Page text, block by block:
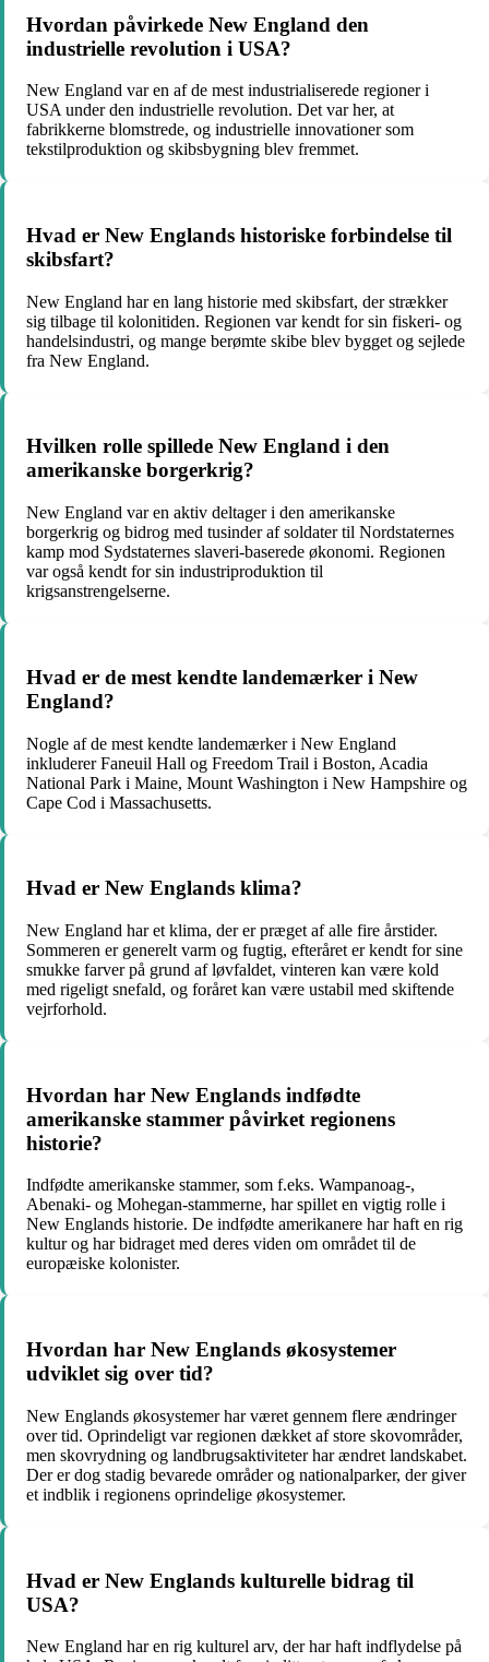
Hvordan påvirkede New England den
industrielle revolution i USA?
New England var en af de mest industrialiserede regioner i
USA under den industrielle revolution. Det var her, at
fabrikkerne blomstrede, og industrielle innovationer som
tekstilproduktion og skibsbygning blev fremmet.
Hvad er New Englands historiske forbindelse til
skibsfart?
New England har en lang historie med skibsfart, der strækker
sig tilbage til kolonitiden. Regionen var kendt for sin fiskeri- og
handelsindustri, og mange berømte skibe blev bygget og sejlede
fra New England.
Hvilken rolle spillede New England i den
amerikanske borgerkrig?
New England var en aktiv deltager i den amerikanske
borgerkrig og bidrog med tusinder af soldater til Nordstaternes
kamp mod Sydstaternes slaveri-baserede økonomi. Regionen
var også kendt for sin industriproduktion til
krigsanstrengelserne.
Hvad er de mest kendte landemærker i New
England?
Nogle af de mest kendte landemærker i New England
inkluderer Faneuil Hall og Freedom Trail i Boston, Acadia
National Park i Maine, Mount Washington i New Hampshire og
Cape Cod i Massachusetts.
Hvad er New Englands klima?
New England har et klima, der er præget af alle fire årstider.
Sommeren er generelt varm og fugtig, efteråret er kendt for sine
smukke farver på grund af løvfaldet, vinteren kan være kold
med rigeligt snefald, og foråret kan være ustabil med skiftende
vejrforhold.
Hvordan har New Englands indfødte
amerikanske stammer påvirket regionens
historie?
Indfødte amerikanske stammer, som f.eks. Wampanoag-,
Abenaki- og Mohegan-stammerne, har spillet en vigtig rolle i
New Englands historie. De indfødte amerikanere har haft en rig
kultur og har bidraget med deres viden om området til de
europæiske kolonister.
Hvordan har New Englands økosystemer
udviklet sig over tid?
New Englands økosystemer har været gennem flere ændringer
over tid. Oprindeligt var regionen dækket af store skovområder,
men skovrydning og landbrugsaktiviteter har ændret landskabet.
Der er dog stadig bevarede områder og nationalparker, der giver
et indblik i regionens oprindelige økosystemer.
Hvad er New Englands kulturelle bidrag til
USA?
New England har en rig kulturel arv, der har haft indflydelse på